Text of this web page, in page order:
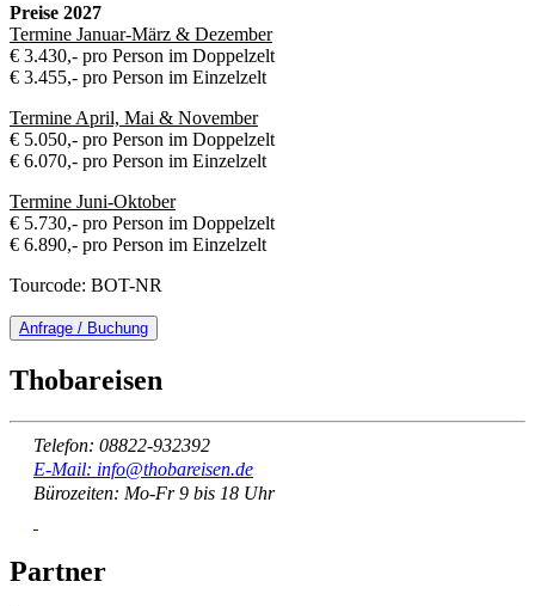
Preise 2027
Termine Januar-März & Dezember
€ 3.430,- pro Person im Doppelzelt
€ 3.455,- pro Person im Einzelzelt
Termine April, Mai & November
€ 5.050,- pro Person im Doppelzelt
€ 6.070,- pro Person im Einzelzelt
Termine Juni-Oktober
€ 5.730,- pro Person im Doppelzelt
€ 6.890,- pro Person im Einzelzelt
Tourcode: BOT-NR
Anfrage / Buchung
Thobareisen
Telefon: 08822-932392
E-Mail: info@thobareisen.de
Bürozeiten: Mo-Fr 9 bis 18 Uhr
Partner